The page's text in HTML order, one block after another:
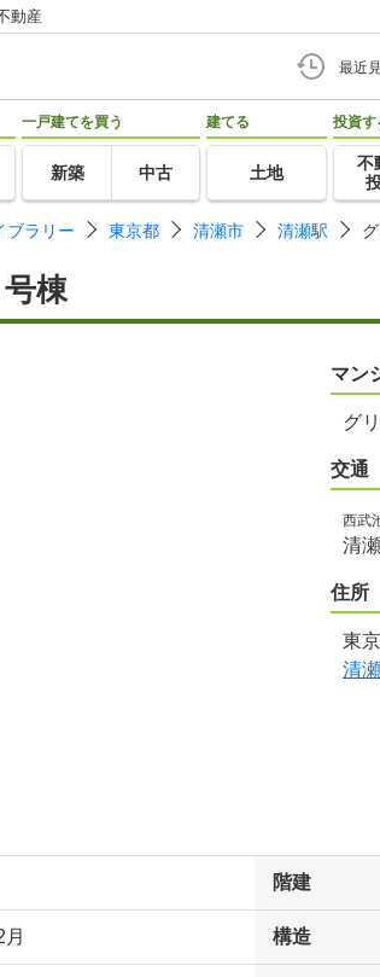
動産
最近
一戸建てを買う
新築 中古
建てる
土地
投資す
不
ブラリー 東京都 清瀬市 清瀬駅
棟
マン
グ
交通
西武
清
住所
東
清
階建
構造